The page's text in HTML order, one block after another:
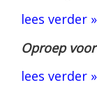
lees verder »
Oproep
lees verder »